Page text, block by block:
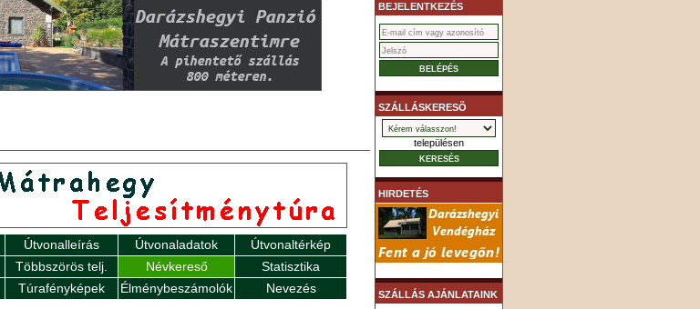
Útvonalleírás Útvonaladatok
Útvonaltérkép
Többszörös telj. Névkereső
Statisztika
Túrafényképek Élménybeszámolók Nevezés
BEJELENTKEZÉS
SZÁLLÁSKERESÕ
településen
HIRDETÉS
SZÁLLÁS AJÁNLATAINK